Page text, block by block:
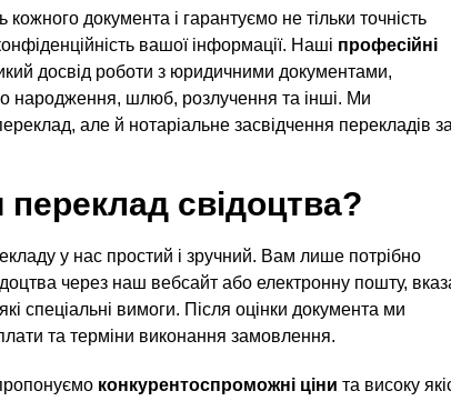
документа і гарантуємо не тільки точність
вашої інформації. Наші професійні
досвід роботи з юридичними документами,
народження, шлюб, розлучення та інші. Ми
але й нотаріальне засвідчення перекладів
свідоцтва?
у нас простий і зручний. Вам лише потрібно
через наш вебсайт або електронну пошту,
спеціальні вимоги. Після оцінки документа ми
та терміни виконання замовлення.
конкурентоспроможні ціни та високу